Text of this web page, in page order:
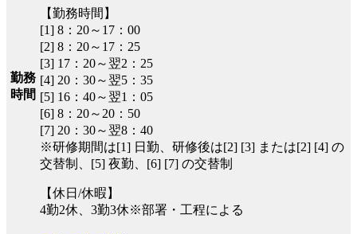
勤務
時間
【勤務時間】
[1] 8：20～17：00
[2] 8：20～17：25
[3] 17：20～翌2：25
[4] 20：30～翌5：35
[5] 16：40～翌1：05
[6] 8：20～20：50
[7] 20：30～翌8：40
※研修期間は[1] 日勤、研修後は[2] [3] または[2] [4] の
交替制、[5] 夜勤、[6] [7] の交替制
【休日/休暇】
4勤2休、3勤3休※部署・工程による